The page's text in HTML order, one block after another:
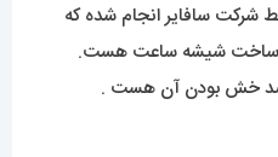
سافایر انجام شده که
ساخت شیشه ساعت هست.
ضد خش بودن آن هست .